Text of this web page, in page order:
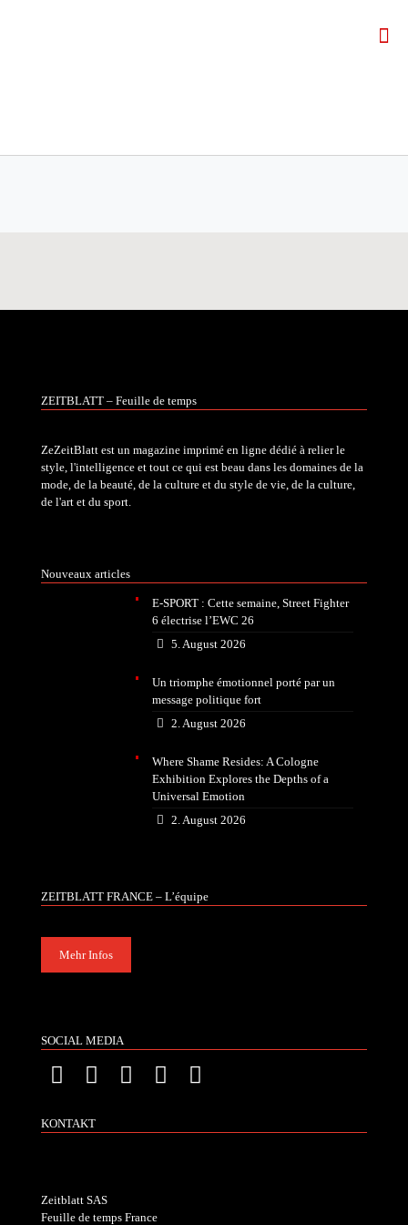
ZEITBLATT – Feuille de temps
ZeZeitBlatt est un magazine imprimé en ligne dédié à relier le
style, l'intelligence et tout ce qui est beau dans les domaines de la
mode, de la beauté, de la culture et du style de vie, de la culture,
de l'art et du sport.
Nouveaux articles
E-SPORT : Cette semaine, Street Fighter
6 électrise l’EWC 26
5. August 2026
Un triomphe émotionnel porté par un
message politique fort
2. August 2026
Where Shame Resides: A Cologne
Exhibition Explores the Depths of a
Universal Emotion
2. August 2026
ZEITBLATT FRANCE – L’équipe
Mehr Infos
SOCIAL MEDIA
KONTAKT
Zeitblatt SAS
Feuille de temps France